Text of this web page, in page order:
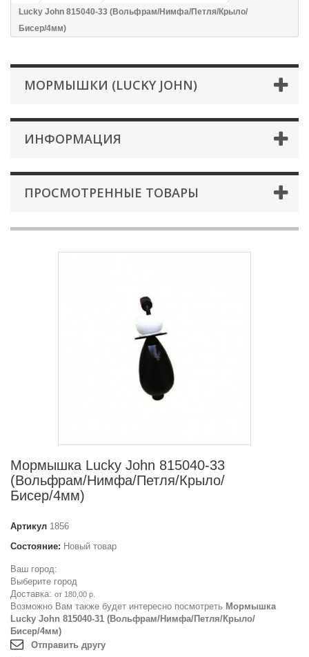
Lucky John 815040-33 (Вольфрам/Нимфа/Петля/Крыло/
Бисер/4мм)
МОРМЫШКИ (LUCKY JOHN)
ИНФОРМАЦИЯ
ПРОСМОТРЕННЫЕ ТОВАРЫ
Мормышка Lucky John 815040-33
(Вольфрам/Нимфа/Петля/Крыло/
Бисер/4мм)
Артикул 1856
Состояние: Новый товар
Ваш город:
Выберите город
Доставка: от 180,00 р.
Возможно Вам также будет интересно посмотреть Мормышка
Lucky John 815040-31 (Вольфрам/Нимфа/Петля/Крыло/
Бисер/4мм)
Отправить другу